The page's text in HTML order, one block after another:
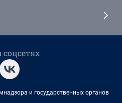
и государственных органов